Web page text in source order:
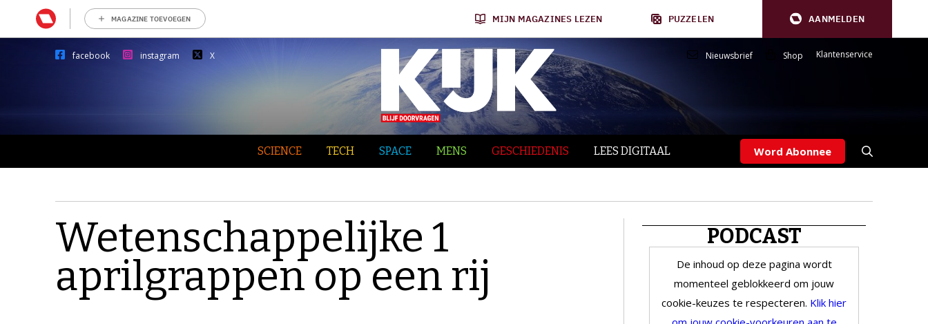
MAGAZINE TOEVOEGEN MIJN MAGAZINES LEZEN PUZZELEN AANMELDEN
facebook instagram X Nieuwsbrief Shop Klantenservice
SCIENCE TECH SPACE MENS GESCHIEDENIS LEES DIGITAAL Word Abonnee
Wetenschappelijke 1
aprilgrappen op een rij
PODCAST
De inhoud op deze pagina wordt
momenteel geblokkeerd om jouw
cookie-keuzes te respecteren. Klik hier